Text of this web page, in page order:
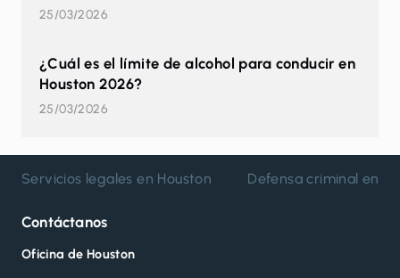
25/03/2026
¿Cuál es el límite de alcohol para conducir en
Houston 2026?
25/03/2026
Servicios legales en Houston Defensa criminal en
Contáctanos
Oficina de Houston